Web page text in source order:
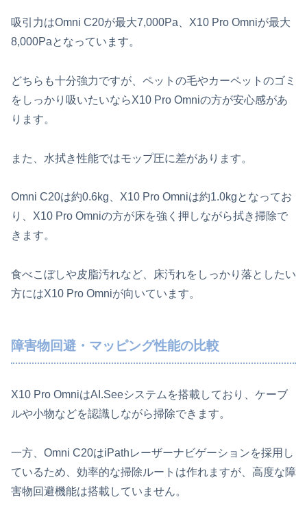
吸引力はOmni C20が最大7,000Pa、X10 Pro Omniが最大
8,000Paとなっています。
どちらも十分強力ですが、ペットの毛やカーペットのゴミ
をしっかり吸いたいならX10 Pro Omniの方が安心感があ
ります。
また、水拭き性能ではモップ圧に差があります。
Omni C20は約0.6kg、X10 Pro Omniは約1.0kgとなってお
り、X10 Pro Omniの方が床を強く押しながら拭き掃除で
きます。
食べこぼしや皮脂汚れなど、床汚れをしっかり落としたい
方にはX10 Pro Omniが向いています。
障害物回避・マッピング性能の比較
X10 Pro OmniはAI.Seeシステムを搭載しており、ケーブ
ルや小物などを認識しながら掃除できます。
一方、Omni C20はiPathレーザーナビゲーションを採用し
ているため、効率的な掃除ルートは作れますが、高度な障
害物回避機能は搭載していません。